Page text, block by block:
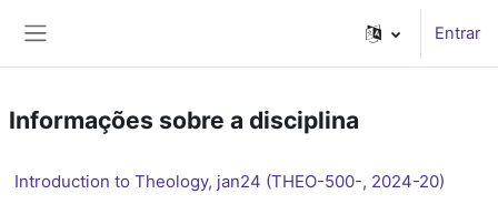
Entrar
Informações sobre a disciplina
Introduction to Theology, jan24 (THEO-500-, 2024-20)